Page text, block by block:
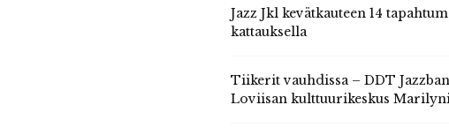
Jazz Jkl kevätkauteen 14
kattauksella
Tiikerit vauhdissa – DDT
Loviisan kulttuurikeskus